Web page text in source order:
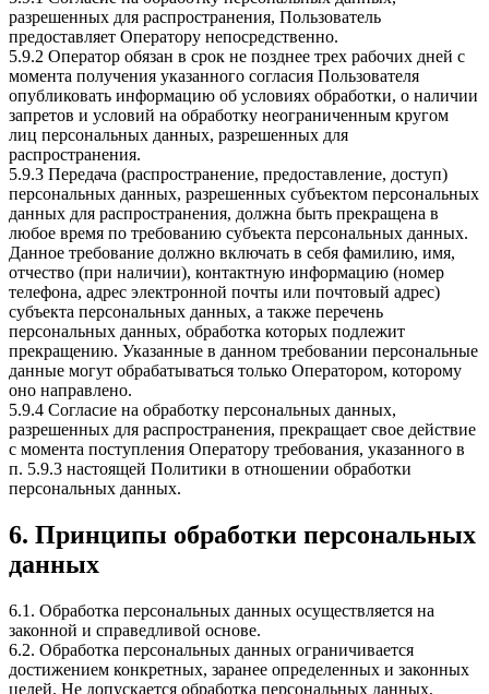
разрешенных для распространения, Пользователь
предоставляет Оператору непосредственно.
5.9.2 Оператор обязан в срок не позднее трех рабочих дней с
момента получения указанного согласия Пользователя
опубликовать информацию об условиях обработки, о наличии
запретов и условий на обработку неограниченным кругом
лиц персональных данных, разрешенных для
распространения.
5.9.3 Передача (распространение, предоставление, доступ)
персональных данных, разрешенных субъектом персональных
данных для распространения, должна быть прекращена в
любое время по требованию субъекта персональных данных.
Данное требование должно включать в себя фамилию, имя,
отчество (при наличии), контактную информацию (номер
телефона, адрес электронной почты или почтовый адрес)
субъекта персональных данных, а также перечень
персональных данных, обработка которых подлежит
прекращению. Указанные в данном требовании персональные
данные могут обрабатываться только Оператором, которому
оно направлено.
5.9.4 Согласие на обработку персональных данных,
разрешенных для распространения, прекращает свое действие
с момента поступления Оператору требования, указанного в
п. 5.9.3 настоящей Политики в отношении обработки
персональных данных.
6. Принципы обработки персональных
данных
6.1. Обработка персональных данных осуществляется на
законной и справедливой основе.
6.2. Обработка персональных данных ограничивается
достижением конкретных, заранее определенных и законных
целей. Не допускается обработка персональных данных,